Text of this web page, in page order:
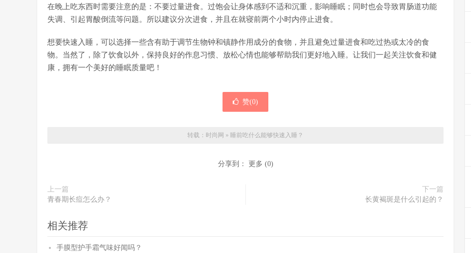
在晚上吃东西时需要注意的是：不要过量进食。过饱会让身体感到不适和沉重，影响睡眠；同时也会导致胃肠道功能
失调、引起胃酸倒流等问题。所以建议分次进食，并且在就寝前两个小时内停止进食。
想要快速入睡，可以选择一些含有助于调节生物钟和镇静作用成分的食物，并且避免过量进食和吃过热或太冷的食
物。当然了，除了饮食以外，保持良好的作息习惯、放松心情也能够帮助我们更好地入睡。让我们一起关注饮食和健
康，拥有一个美好的睡眠质量吧！
赞(0)
转载： 时尚网 » 睡前吃什么能够快速入睡？
分享到： 更多 (0)
上一篇
青春期长痘怎么办？
下一篇
长黄褐斑是什么引起的？
相关推荐
手膜型护手霜气味好闻吗？